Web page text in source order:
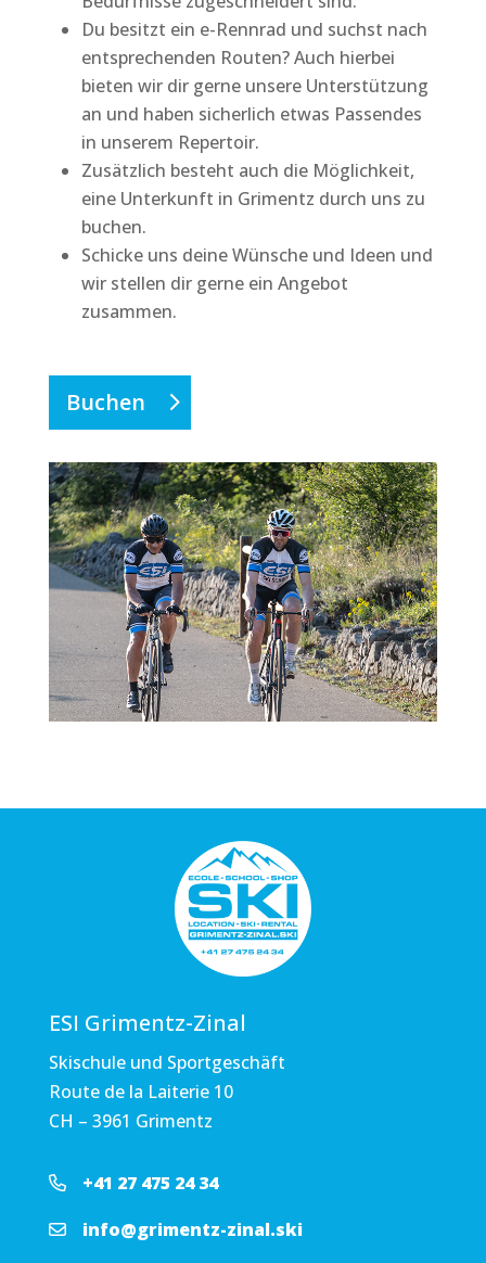
Du besitzt ein e-Rennrad und suchst nach
entsprechenden Routen? Auch hierbei
bieten wir dir gerne unsere Unterstützung
an und haben sicherlich etwas Passendes
in unserem Repertoir.
Zusätzlich besteht auch die Möglichkeit,
eine Unterkunft in Grimentz durch uns zu
buchen.
Schicke uns deine Wünsche und Ideen und
wir stellen dir gerne ein Angebot
zusammen.
Buchen
ESI Grimentz-Zinal
Skischule und Sportgeschäft
Route de la Laiterie 10
CH – 3961 Grimentz
+41 27 475 24 34
info@grimentz-zinal.ski